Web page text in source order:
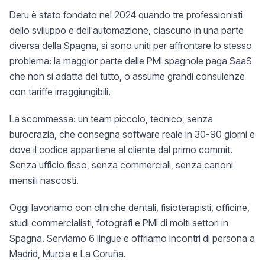
Deru è stato fondato nel 2024 quando tre professionisti
dello sviluppo e dell'automazione, ciascuno in una parte
diversa della Spagna, si sono uniti per affrontare lo stesso
problema: la maggior parte delle PMI spagnole paga SaaS
che non si adatta del tutto, o assume grandi consulenze
con tariffe irraggiungibili.
La scommessa: un team piccolo, tecnico, senza
burocrazia, che consegna software reale in 30-90 giorni e
dove il codice appartiene al cliente dal primo commit.
Senza ufficio fisso, senza commerciali, senza canoni
mensili nascosti.
Oggi lavoriamo con cliniche dentali, fisioterapisti, officine,
studi commercialisti, fotografi e PMI di molti settori in
Spagna. Serviamo 6 lingue e offriamo incontri di persona a
Madrid, Murcia e La Coruña.